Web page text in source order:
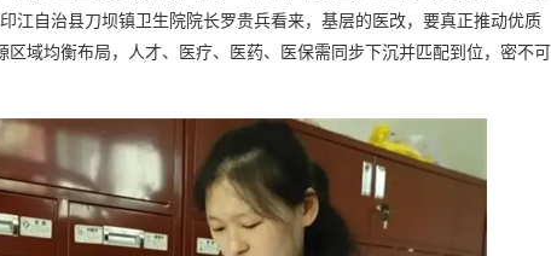
江自治县刀坝镇卫生院院长罗贵兵看来，基层的医改，要真正推动优质
区域均衡布局，人才、医疗、医药、医保需同步下沉并匹配到位，密不可